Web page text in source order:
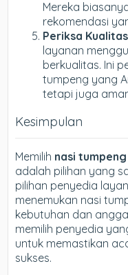
Mereka
rekomendasi
Periksa
layanan
berkualitas. Ini
tumpeng yang
tetapi juga
Kesimpulan
Memilih nasi
adalah pilihan yang
pilihan penyedia
menemukan nasi
kebutuhan dan
memilih penyedia
untuk memastikan
sukses.